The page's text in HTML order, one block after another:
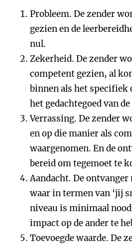
Probleem. De zender
gezien en de
nul.
Zekerheid. De zender
competent gezien, al
binnen als het specifiek
het gedachtegoed van
Verrassing. De zender
en op die manier als
waargenomen. En de
bereid om tegemoet te
Aandacht. De ontvanger
waar in termen van ‘jij
niveau is minimaal
impact op de ander te
Toevoegde waarde. De